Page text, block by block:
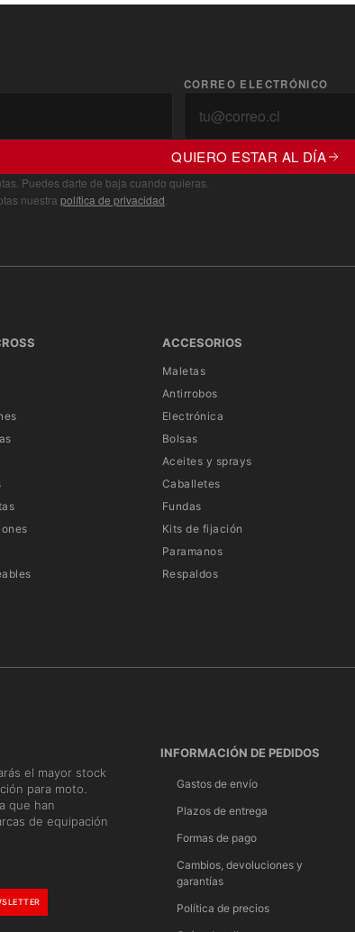
CORREO ELECTRÓNICO
QUIERO ESTAR AL DÍA
Puedes darte de baja cuando quieras.
nuestra política de privacidad
ACCESORIOS
Maletas
Antirrobos
Electrónica
Bolsas
Aceites y sprays
Caballetes
Fundas
Kits de fijación
Paramanos
Respaldos
el mayor stock
para moto.
que han
de equipación
INFORMACIÓN DE PEDIDOS
Gastos de envío
Plazos de entrega
Formas de pago
Cambios, devoluciones y
garantías
Política de precios